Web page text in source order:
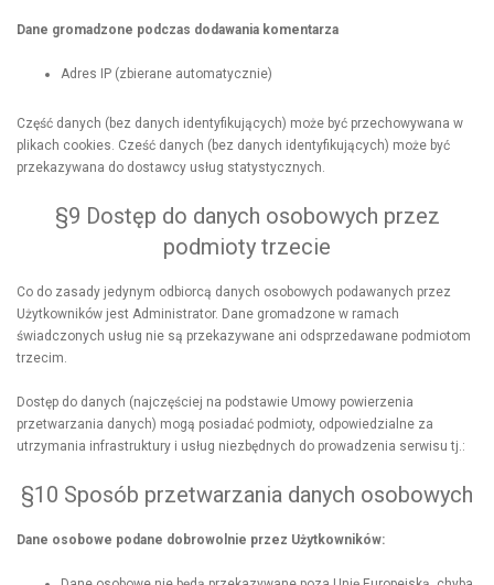
Dane gromadzone podczas dodawania komentarza
Adres IP (zbierane automatycznie)
Część danych (bez danych identyfikujących) może być przechowywana w
plikach cookies. Cześć danych (bez danych identyfikujących) może być
przekazywana do dostawcy usług statystycznych.
§9 Dostęp do danych osobowych przez
podmioty trzecie
Co do zasady jedynym odbiorcą danych osobowych podawanych przez
Użytkowników jest Administrator. Dane gromadzone w ramach
świadczonych usług nie są przekazywane ani odsprzedawane podmiotom
trzecim.
Dostęp do danych (najczęściej na podstawie Umowy powierzenia
przetwarzania danych) mogą posiadać podmioty, odpowiedzialne za
utrzymania infrastruktury i usług niezbędnych do prowadzenia serwisu tj.:
§10 Sposób przetwarzania danych osobowych
Dane osobowe podane dobrowolnie przez Użytkowników: